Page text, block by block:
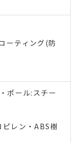
ーティング(防
ポール:スチー
レン・ABS樹